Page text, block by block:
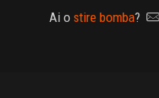
Ai o stire bomba?